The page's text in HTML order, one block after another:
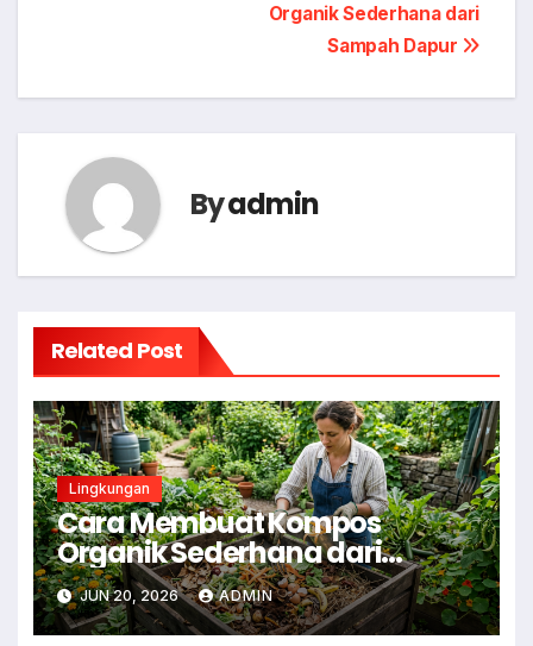
Organik Sederhana dari
Sampah Dapur
Byadmin
Related Post
Lingkungan
Cara Membuat Kompos
Organik Sederhana dari
Sampah Dapur
JUN 20, 2026 ADMIN